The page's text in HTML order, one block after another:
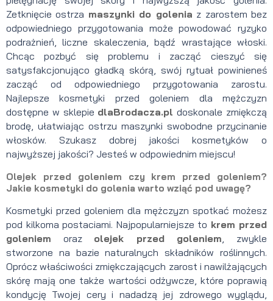
Zetknięcie ostrza maszynki do golenia z zarostem bez
odpowiedniego przygotowania może powodować ryzyko
podrażnień, liczne skaleczenia, bądź wrastające włoski.
Chcąc pozbyć się problemu i zacząć cieszyć się
satysfakcjonująco gładką skórą, swój rytuał powinieneś
zacząć od odpowiedniego przygotowania zarostu.
Najlepsze kosmetyki przed goleniem dla mężczyzn
dostępne w sklepie dlaBrodacza.pl doskonale zmiękczą
brodę, ułatwiając ostrzu maszynki swobodne przycinanie
włosków. Szukasz dobrej jakości kosmetyków o
najwyższej jakości? Jesteś w odpowiednim miejscu!
Olejek przed goleniem czy krem przed goleniem?
Jakie kosmetyki do golenia warto wziąć pod uwagę?
Kosmetyki przed goleniem dla mężczyzn spotkać możesz
pod kilkoma postaciami. Najpopularniejsze to krem przed
goleniem oraz olejek przed goleniem , zwykle
stworzone na bazie naturalnych składników roślinnych.
Oprócz właściwości zmiękczających zarost i nawilżających
skórę mają one także wartości odżywcze, które poprawią
kondycję Twojej cery i nadadzą jej zdrowego wyglądu,